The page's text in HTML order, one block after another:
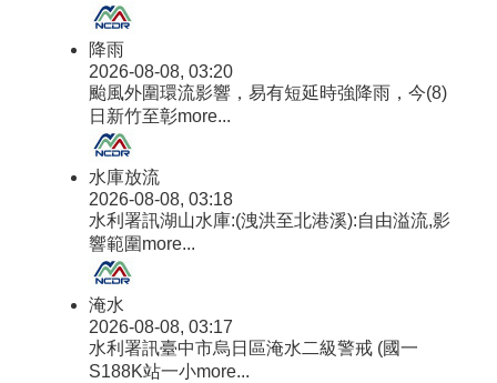
降雨
2026-08-08, 03:20
颱風外圍環流影響，易有短延時強降雨，今(8)
日新竹至彰more...
水庫放流
2026-08-08, 03:18
水利署訊湖山水庫:(洩洪至北港溪):自由溢流,影
響範圍 more...
淹水
2026-08-08, 03:17
水利署訊臺中市烏日區淹水二級警戒 (國一
S188K站一小more...